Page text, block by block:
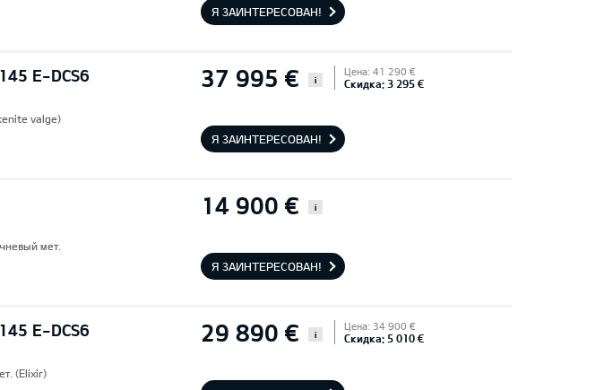
Я ЗАИНТЕРЕСОВАН!
E-DCS6 37 995 € i
Цена: 41 290 €
Скидка: 3 295 €
valge)
Я ЗАИНТЕРЕСОВАН!
14 900 € i
мет.
Я ЗАИНТЕРЕСОВАН!
E-DCS6 29 890 € i
Цена: 34 900 €
Скидка: 5 010 €
(Elixir)